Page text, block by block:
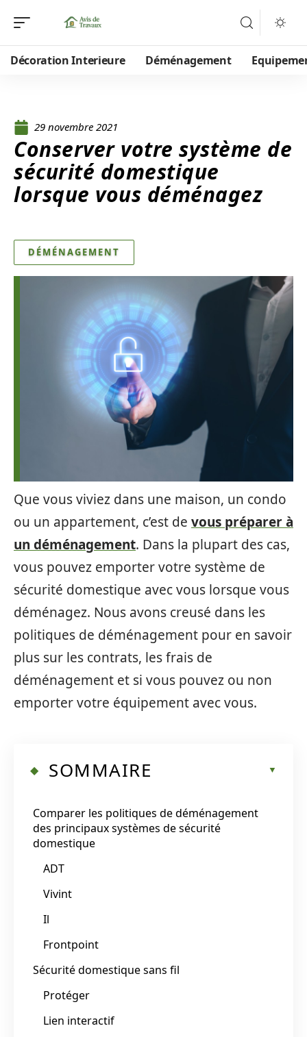
Décoration Interieure Déménagement
29 novembre 2021
Conserver votre système de
sécurité domestique
lorsque vous déménagez
DÉMÉNAGEMENT
Que vous viviez dans une maison, un condo
ou un appartement, c’est de vous préparer à
un déménagement. Dans la plupart des cas,
vous pouvez emporter votre système de
sécurité domestique avec vous lorsque vous
déménagez. Nous avons creusé dans les
politiques de déménagement pour en savoir
plus sur les contrats, les frais de
déménagement et si vous pouvez ou non
emporter votre équipement avec vous.
SOMMAIRE
Comparer les politiques de déménagement
des principaux systèmes de sécurité
domestique
ADT
Vivint
Il
Frontpoint
Sécurité domestique sans fil
Protéger
Lien interactif